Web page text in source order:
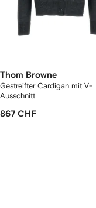
Thom Browne
Gestreifter Cardigan mit V-
Ausschnitt
867 CHF